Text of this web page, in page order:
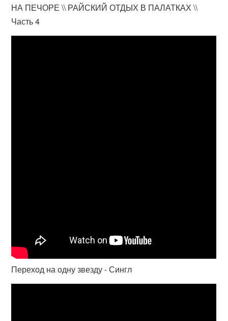
НА ПЕЧОРЕ \\ РАЙСКИЙ ОТДЫХ В ПАЛАТКАХ \\
Часть 4
Переход на одну звезду - Сингл